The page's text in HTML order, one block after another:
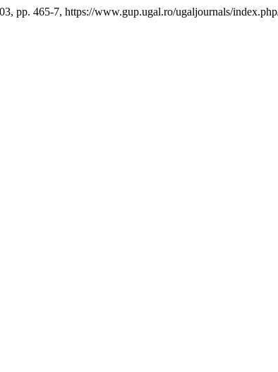
pp. 465-7, https://www.gup.ugal.ro/ugaljournals/